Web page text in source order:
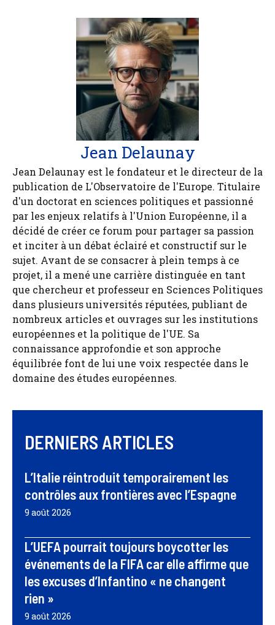
Jean Delaunay
Jean Delaunay est le fondateur et le directeur de la
publication de L'Observatoire de l'Europe. Titulaire
d'un doctorat en sciences politiques et passionné
par les enjeux relatifs à l'Union Européenne, il a
décidé de créer ce forum pour partager sa passion
et inciter à un débat éclairé et constructif sur le
sujet. Avant de se consacrer à plein temps à ce
projet, il a mené une carrière distinguée en tant
que chercheur et professeur en Sciences Politiques
dans plusieurs universités réputées, publiant de
nombreux articles et ouvrages sur les institutions
européennes et la politique de l'UE. Sa
connaissance approfondie et son approche
équilibrée font de lui une voix respectée dans le
domaine des études européennes.
DERNIERS ARTICLES
L’Italie réintroduit temporairement les
contrôles aux frontières avec l’Espagne
9 août 2026
L’UEFA pourrait toujours boycotter les
événements de la FIFA car elle affirme que
les excuses d’Infantino « ne changent
rien »
9 août 2026